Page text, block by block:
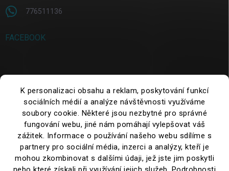
K personalizaci obsahu a reklam, poskytování funkcí
sociálních médií a analýze návštěvnosti využíváme
soubory cookie. Některé jsou nezbytné pro správné
fungování webu, jiné nám pomáhají vylepšovat váš
zážitek. Informace o používání našeho webu sdílíme s
partnery pro sociální média, inzerci a analýzy, kteří je
mohou zkombinovat s dalšími údaji, jež jste jim poskytli
776511136
FACEBOOK
Suchen